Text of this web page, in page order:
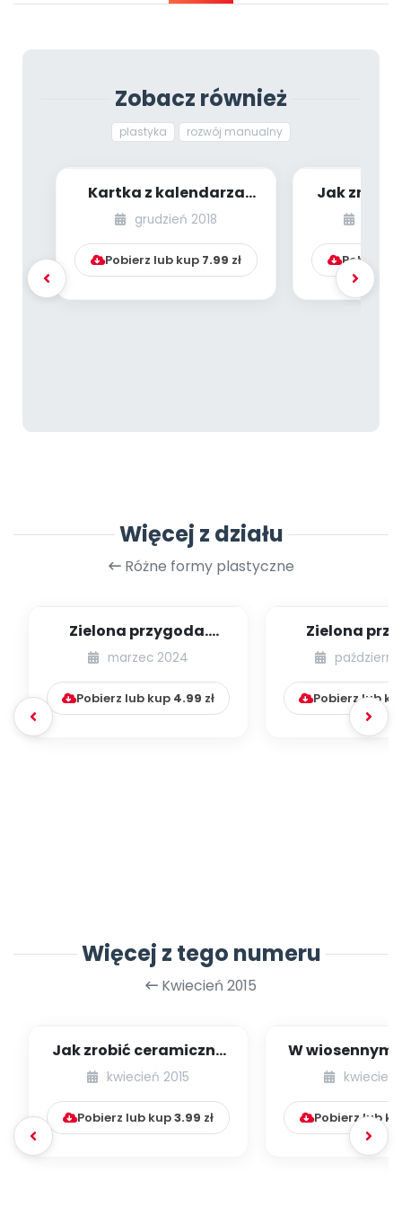
Archiwalne numery
Zobacz również
plastyka rozwój manualny
Kartka z kalendarza
[PBP - dzieci starsze -
numer 3]
grudzień 2018
Pobierz lub kup 7.99 zł
Jak zrobić
żabkę
Pobierz
Więcej z działu
Różne formy plastyczne
Zielona przygoda.
Wiosenny medal
marzec 2024
Pobierz lub kup 4.99 zł
Zielona
Pobierz lub
Więcej z tego numeru
Kwiecień 2015
Jak zrobić ceramiczne
kwiaty [propozycje
plastyczne]
kwiecień 2015
Pobierz lub kup3.99 zł
W wiosennym
[pracekwiecień
Pobierz lub